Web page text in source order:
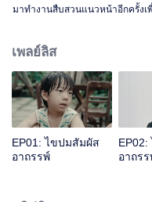
มาทำงานสืบสวนแนวหน้าอีกครั้งเ
เพลย์ลิส
EP01: ไขปมสัมผัส
อาถรรพ์
อาถร